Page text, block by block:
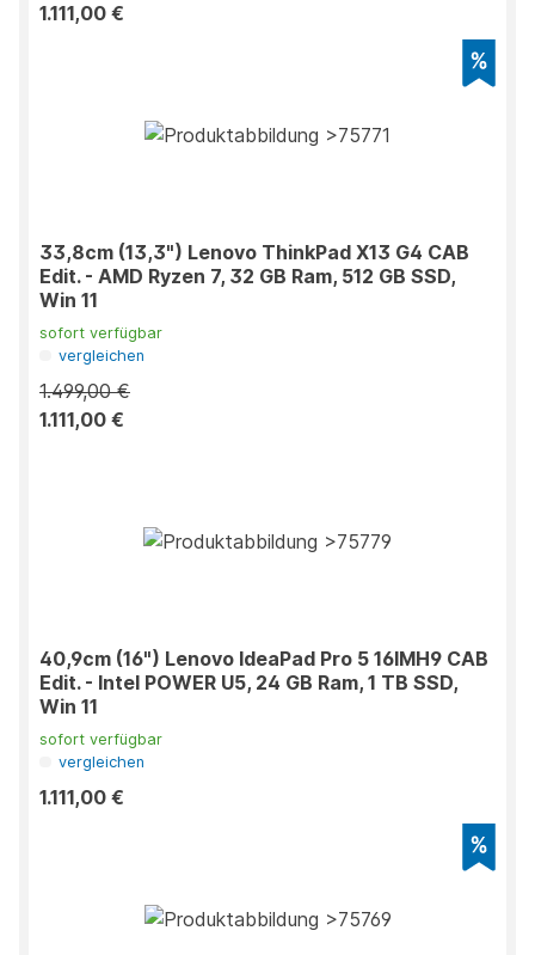
1.111,00 €
33,8cm (13,3") Lenovo ThinkPad X13 G4 CAB
Edit. - AMD Ryzen 7, 32 GB Ram, 512 GB SSD,
Win 11
sofort verfügbar
vergleichen
1.499,00 €
1.111,00 €
40,9cm (16") Lenovo IdeaPad Pro 5 16IMH9 CAB
Edit. - Intel POWER U5, 24 GB Ram, 1 TB SSD,
Win 11
sofort verfügbar
vergleichen
1.111,00 €